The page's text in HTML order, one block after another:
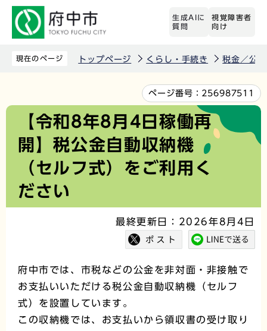
先
生成AIに
質問
視覚障害者
向け
現在のページ トップページ くらし・手続き 税金／公
文
ページ番号： 256987511
【令和8年8月4日稼働再
開】税公金自動収納機
（セルフ式）をご利用く
ださい
最終更新日：2026年8月4日
府中市では、市税などの公金を非対面・非接触で
お支払いいただける税公金自動収納機（セルフ
式）を設置しています。
この収納機では、お支払いから領収書の受け取り